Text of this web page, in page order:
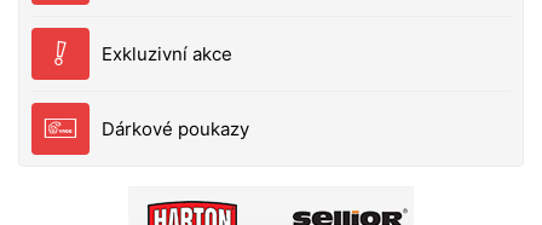
Exkluzivní akce
Dárkové poukazy